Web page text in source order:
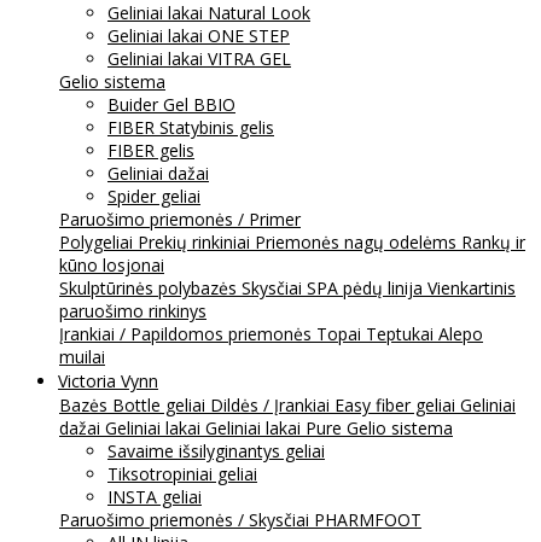
Geliniai lakai Natural Look
Geliniai lakai ONE STEP
Geliniai lakai VITRA GEL
Gelio sistema
Buider Gel BBIO
FIBER Statybinis gelis
FIBER gelis
Geliniai dažai
Spider geliai
Paruošimo priemonės / Primer
Polygeliai Prekių rinkiniai Priemonės nagų odelėms Rankų ir
kūno losjonai
Skulptūrinės polybazės Skysčiai SPA pėdų linija Vienkartinis
paruošimo rinkinys
Įrankiai / Papildomos priemonės Topai Teptukai Alepo
muilai
Victoria Vynn
Bazės Bottle geliai Dildės / Įrankiai Easy fiber geliai Geliniai
dažai Geliniai lakai Geliniai lakai Pure Gelio sistema
Savaime išsilyginantys geliai
Tiksotropiniai geliai
INSTA geliai
Paruošimo priemonės / Skysčiai PHARMFOOT